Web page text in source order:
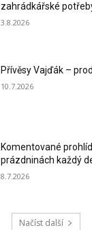
zahrádkářské
3.8.2026
Přívěsy Vajďák –
10.7.2026
Komentované
prázdninách každý
8.7.2026
Načíst další